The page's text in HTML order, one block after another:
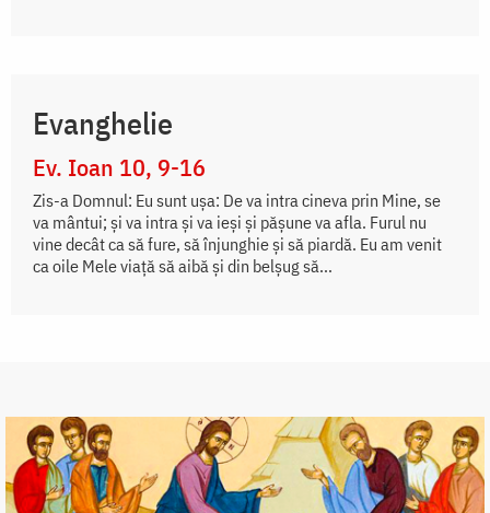
Evanghelie
Ev. Ioan 10, 9-16
Zis-a Domnul: Eu sunt uşa: De va intra cineva prin Mine, se
va mântui; şi va intra şi va ieşi şi păşune va afla. Furul nu
vine decât ca să fure, să înjunghie şi să piardă. Eu am venit
ca oile Mele viaţă să aibă şi din belşug să...